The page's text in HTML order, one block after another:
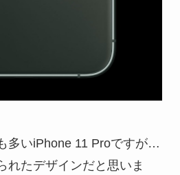
多いiPhone 11 Proですが…
れたデザインだと思いま